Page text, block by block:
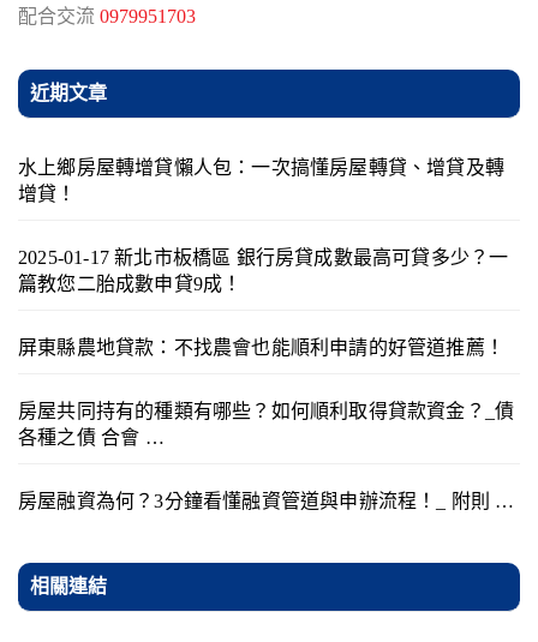
配合交流 0979951703
近期文章
水上鄉房屋轉增貸懶人包：一次搞懂房屋轉貸、增貸及轉
增貸！
2025-01-17 新北市板橋區 銀行房貸成數最高可貸多少？一
篇教您二胎成數申貸9成！
屏東縣農地貸款：不找農會也能順利申請的好管道推薦！
房屋共同持有的種類有哪些？如何順利取得貸款資金？_債
各種之債 合會 …
房屋融資為何？3分鐘看懂融資管道與申辦流程！_ 附則 …
相關連結